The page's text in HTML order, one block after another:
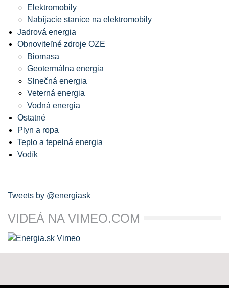
Elektromobily
Nabíjacie stanice na elektromobily
Jadrová energia
Obnoviteľné zdroje OZE
Biomasa
Geotermálna energia
Slnečná energia
Veterná energia
Vodná energia
Ostatné
Plyn a ropa
Teplo a tepelná energia
Vodík
Tweets by @energiask
VIDEÁ NA VIMEO.COM